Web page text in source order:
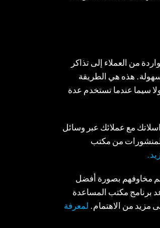
من العملاء إلى تذاكر
هذه هي الطريقة
ولا سيما عندما تستخدم عدة
مع عملائك عبر وسائل
من مكتب
مخاوفهم بصورة أفضل
برنامج مكتب المساعدة
مزيد من الاهتمام. لمعرفة